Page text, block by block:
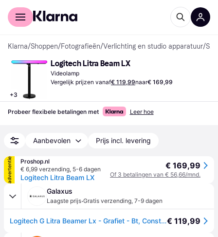
Voor shoppers
Klarna/Shoppen/Fotografieën/Verlichting en studio apparatuur/
+3
Logitech Litra Beam LX
Videolamp
Vergelijk prijzen vanaf€ 119,99naar€ 169,99
Probeer flexibele betalingen met Leer hoe
Aanbevolen Prijs incl. levering
advertentie
Proshop.nl
€ 6,99 verzending, 5-6 dagen
Logitech Litra Beam LX
€ 169,99
Of 3 betalingen van € 56,66/mnd.
Galaxus
Laagste prijs·Gratis verzending, 7-9 dagen
Logitech G Litra Beamer Lx - Grafiet - Bt, Constant licht, Zwart€ 119,99